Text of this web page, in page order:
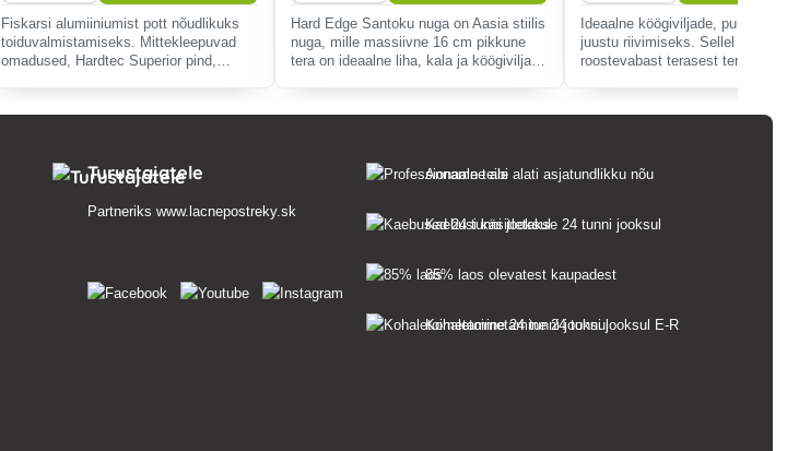
Fiskarsi alumiiniumist pott nõudlikuks
toiduvalmistamiseks. Mittekleepuvad
omadused, Hardtec Superior pind,
Hard Edge Santoku nuga on Aasia stiilis
nuga, mille massiivne 16 cm pikkune
tera on ideaalne liha, kala ja köögiviljade
Ideaalne köögiviljade,
juustu riivimiseks. Sellel on
roostevabast terasest tera ja
Turustajatele
Partnerikswww.lacnepostreky.sk
Anname teile alati asjatundlikku nõu
Kaebusi käsitletakse 24 tunni jooksul
85% laos olevatest kaupadest
Kohaletoimetamine 24 tunni jooksul E-R